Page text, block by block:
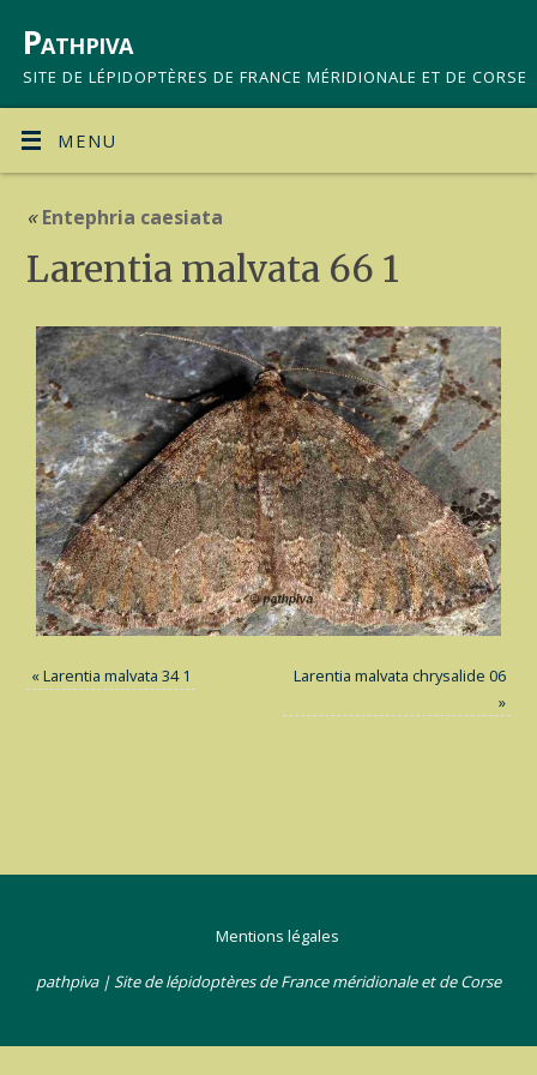
Pathpiva
SITE DE LÉPIDOPTÈRES DE FRANCE MÉRIDIONALE ET DE CORSE
MENU
«Entephria caesiata
Larentia malvata 66 1
«Larentia malvata 34 1
Larentia malvata chrysalide 06
»
Mentions légales
pathpiva | Site de lépidoptères de France méridionale et de Corse